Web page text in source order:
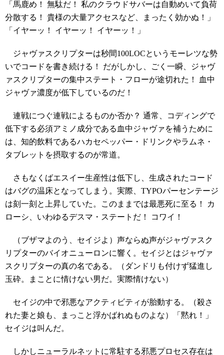
「馬鹿め！ 無駄だ！ 私のクラウドサバーは自動めいて負荷
分散する！ 貴様の大量アクセスなど、まったく効かぬ！」
「イヤーッ！ イヤーッ！ イヤーッ！」
ジャヴァスクリプターは秒間100LOCというモーレツな勢
いでコードを書き続ける！ だがしかし、ごく一瞬、ジャヴ
ァスクリプターの集中ステート・フローが途切れた！ 血中
ジャヴァ濃度が低下しているのだ！
連戦につぐ連戦によるものか否か？ 通常、コディングで
低下する必須アミノ成分である血中ジャヴァを補うために
は、知的飲料であるハカセペッパー・ドリンクやラムネ・
タブレットを摂取するのが常道。
さもなくばエスイー生産性は低下し、生成されたコード
はバグの温床となってしまう。実際、TYPOパーセンテージ
は刻一刻と上昇していた。このままでは最悪死に至る！ カ
ローシ、いわゆるデスマ・ステートだ！ コワイ！
（ブザマよのう、セイジよ）声ならぬ声がジャヴァスク
リプターのバイオニューロンに響く。セイジとはジャヴァ
スクリプターの真の名である。（ダンドリも付けず猛進し
玉砕。まことに情けない男だ。実際情けない）
セイジの中で邪悪なアクティビティが胎動する。（殺さ
れた妻と娘も、まっこと浮かばれぬものよな）「黙れ！」
セイジは叫んだ。
しかしニューラルネットに常駐する邪悪プロセス存在は